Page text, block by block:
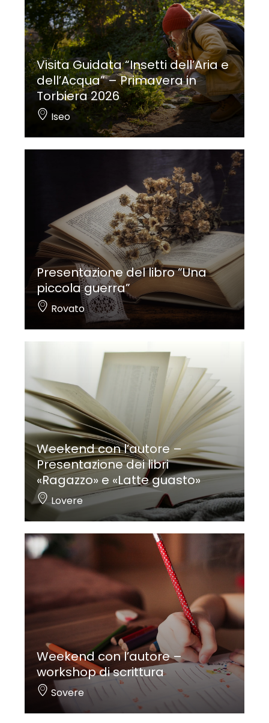
Visita Guidata “Insetti dell’Aria e
dell’Acqua” – Primavera in
Torbiera 2026
Iseo
Presentazione del libro “Una
piccola guerra”
Rovato
Weekend con l’autore –
Presentazione dei libri
«Ragazzo» e «Latte guasto»
Lovere
Weekend con l’autore –
workshop di scrittura
Sovere